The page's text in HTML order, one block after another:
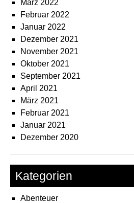
März 2022
Februar 2022
Januar 2022
Dezember 2021
November 2021
Oktober 2021
September 2021
April 2021
März 2021
Februar 2021
Januar 2021
Dezember 2020
Kategorien
Abenteuer